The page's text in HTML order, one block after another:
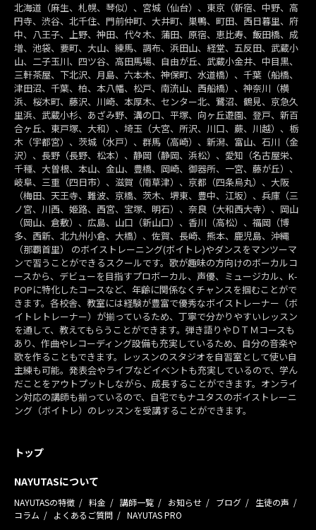
北海道（麻生、札幌、琴似）、宮城（仙台）、東京（新宿、中野、高
円寺、渋谷、北千住、門前仲町、大井町、巣鴨、町田、西日暮里、府
中、八王子、上野、神田、代々木、蒲田、原宿、恵比寿、飯田橋、成
増、池袋、要町、大山、練馬、調布、浜田山、経堂、五反田、武蔵小
山、二子玉川、四ツ谷、高田馬場、自由が丘、武蔵小金井、中目黒、
三軒茶屋、下北沢、月島、六本木、神保町、水道橋）、千葉（船橋、
津田沼、千葉、柏、本八幡、松戸、南流山、西船橋）、神奈川（横
浜、桜木町、藤沢、川崎、本厚木、センター北、鷺沼、鶴見、京急久
里浜、武蔵小杉、あざみ野、溝の口、平塚、向ヶ丘遊園、登戸、新百
合ヶ丘、東戸塚、大和）、埼玉（大宮、所沢、川口、蕨、川越）、栃
木（宇都宮）、茨城（水戸）、群馬（高崎）、新潟、富山、石川（金
沢）、長野（長野、松本）、静岡（静岡、浜松）、愛知（名古屋栄、
千種、大曽根、本山、金山、豊橋、岡崎、御器所、一宮、藤が丘）、
岐阜、三重（四日市）、滋賀（南草津）、京都（四条烏丸）、大阪
（梅田、天王寺、難波、京橋、茨木、堺東、豊中、江坂）、兵庫（三
ノ宮、川西、姫路、西宮、宝塚、明石）、奈良（大和西大寺）、岡山
（岡山、倉敷）、広島、山口（新山口）、香川（高松）、福岡（博
多、西新、北九州小倉、大橋）、佐賀、長崎、熊本、鹿児島、沖縄
（那覇首里） のボイストレーニング(ボイトレ)やダンスをマンツーマ
ンで習うことができるスクールです。歌が趣味の方向けのボーカルコ
ースから、デビューを目指すプロボーカル、声優、ミュージカル、K-
POPに特化したコースなど、年齢に関係なくチャンスを掴むことがで
きます。各校舎、教室には経験が豊富で優秀なボイストレーナー（ボ
イトレトレーナー）が揃っているため、丁寧で分かりやすいレッスン
を通して、教えてもらうことができます。弾き語りやＤＴＭコースも
あり、作曲やレコーディング設備も充実しているため、自分の音楽や
歌を作ることもできます。レッスンのスタジオを自習室として使い自
主練も可能。発表会やライブなどイベントも充実しているので、学ん
だことをアウトプットしながら、成長することができます。オンライ
ン対応の講師も揃っているので、自宅でもナユタスのボイストレーニ
ング（ボイトレ）のレッスンを受講することができます。
トップ
NAYUTASについて
NAYUTASの特徴 料金 講師一覧 お知らせ ブログ
生徒の声
コラム
よくあるご質問 NAYUTAS PRO